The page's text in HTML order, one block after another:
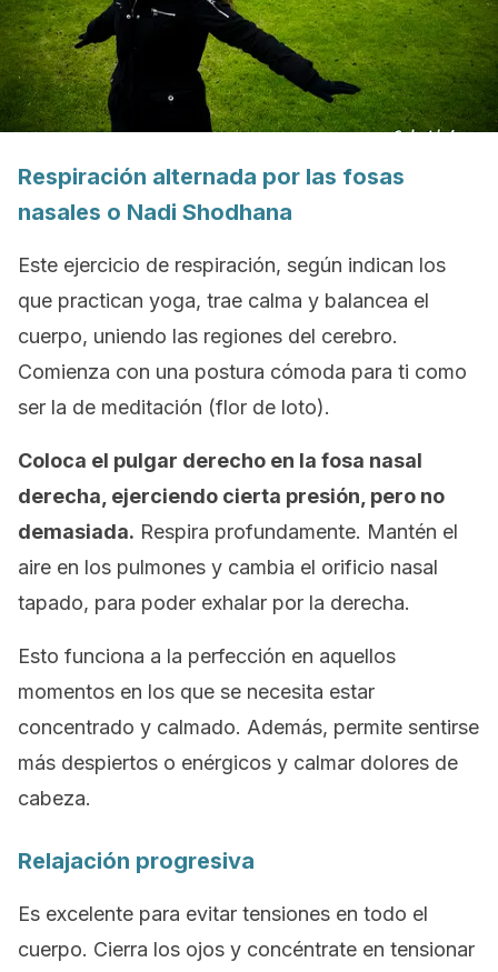
Respiración alternada por las fosas
nasales o Nadi Shodhana
Este ejercicio de respiración, según indican los
que practican yoga, trae calma y balancea el
cuerpo, uniendo las regiones del cerebro.
Comienza con una postura cómoda para ti como
ser la de meditación (flor de loto).
Coloca el pulgar derecho en la fosa nasal
derecha, ejerciendo cierta presión, pero no
demasiada. Respira profundamente. Mantén el
aire en los pulmones y cambia el orificio nasal
tapado, para poder exhalar por la derecha.
Esto funciona a la perfección en aquellos
momentos en los que se necesita estar
concentrado y calmado. Además, permite sentirse
más despiertos o enérgicos y calmar dolores de
cabeza.
Relajación progresiva
Es excelente para evitar tensiones en todo el
cuerpo. Cierra los ojos y concéntrate en tensionar